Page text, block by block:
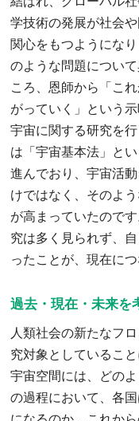
学技術の発展が社会
関心をもつようにな
のような問題につい
ころ、恩師から「こ
がっていく」という
宇宙に関する研究を
は「宇宙基本法」と
進んでおり、宇宙活
けではなく、そのよ
が高まっていたので
究は多く見られず、
ったことが、現在につ
過去・現在・未来を
人類社会の新たなフ
究対象としているこ
宇宙空間には、どの
の過程において、各